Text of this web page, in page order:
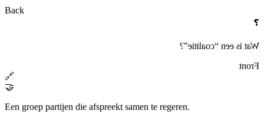
Back
❓
Wat is een “coalitie”?
Front
🔗
🤝
Een groep partijen die afspreekt samen te regeren.